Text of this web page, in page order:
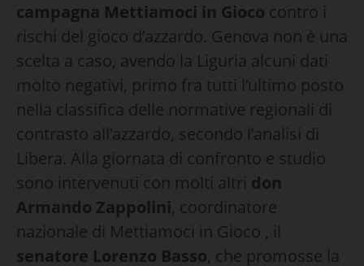
campagna Mettiamoci in Gioco contro i
rischi del gioco d’azzardo. Genova non è una
scelta a caso, avendo la Liguria alcuni dati
molto negativi, primo fra tutti l’ultimo posto
nella classifica delle normative regionali di
contrasto all’azzardo, secondo l’analisi di
Libera. Alla giornata di confronto e studio
sono intervenuti con molti altri don
Armando Zappolini, coordinatore
nazionale di Mettiamoci in Gioco , il
senatore Lorenzo Basso, che promosse la